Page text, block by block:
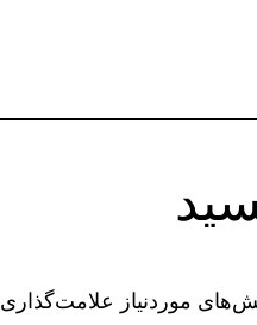
موردنیاز